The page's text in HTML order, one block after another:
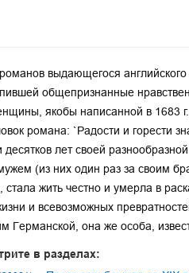
выдающегося
общепризнанные
якобы написанной в 1683
романа: `Радости и горести
лет своей
(из них один раз за своим
стала жить честно и умерла в
и всевозможных
Германской, она же особа,
в разделах: